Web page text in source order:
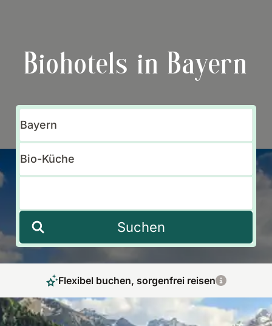
Biohotels in Bayern
Suchen
Flexibel buchen, sorgenfrei reisen